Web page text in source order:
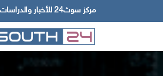
مركز سوث24 للأخبار والدراسات